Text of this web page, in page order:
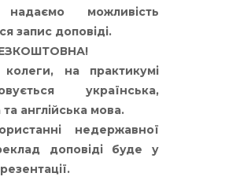
можливість
запис доповіді.
колеги, на практикумі
українська,
та англійська мова.
недержавної
доповіді буде у